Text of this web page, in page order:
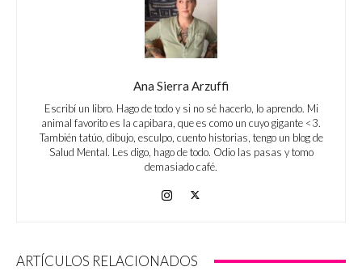
Ana Sierra Arzuffi
Escribí un libro. Hago de todo y si no sé hacerlo, lo aprendo. Mi
animal favorito es la capibara, que es como un cuyo gigante <3.
También tatúo, dibujo, esculpo, cuento historias, tengo un blog de
Salud Mental. Les digo, hago de todo. Odio las pasas y tomo
demasiado café.
ARTÍCULOS RELACIONADOS